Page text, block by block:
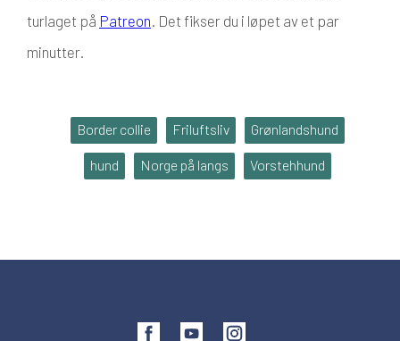
turlaget på Patreon. Det fikser du i løpet av et par
minutter.
Border collie Friluftsliv Grønlandshund
hund Norge på langs Vorstehhund